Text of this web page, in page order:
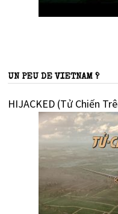
UN PEU DE VIETNAM ?
HIJACKED (Tử Chiến